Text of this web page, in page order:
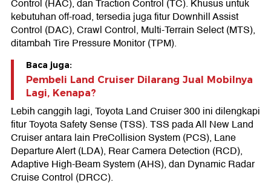
Control (HAC), dan Traction Control (TC). Khusus untuk
kebutuhan off-road, tersedia juga fitur Downhill Assist
Control (DAC), Crawl Control, Multi-Terrain Select (MTS),
ditambah Tire Pressure Monitor (TPM).
Baca juga:
Pembeli Land Cruiser Dilarang Jual Mobilnya
Lagi, Kenapa?
Lebih canggih lagi, Toyota Land Cruiser 300 ini dilengkapi
fitur Toyota Safety Sense (TSS). TSS pada All New Land
Cruiser antara lain PreCollision System (PCS), Lane
Departure Alert (LDA), Rear Camera Detection (RCD),
Adaptive High-Beam System (AHS), dan Dynamic Radar
Cruise Control (DRCC).